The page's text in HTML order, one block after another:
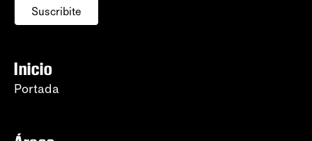
Suscribite
Inicio
Portada